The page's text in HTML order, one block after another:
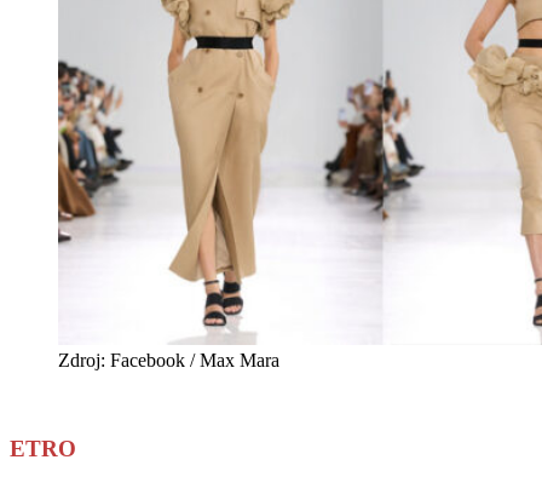
Zdroj: Facebook / Max Mara
ETRO